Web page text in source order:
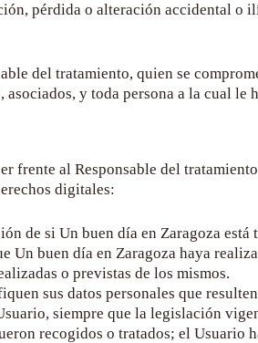
pérdida o alteración accidental o
del tratamiento, quien se
y toda persona a la cual le
frente al Responsable del
digitales:
de si Un buen día en Zaragoza está
Un buen día en Zaragoza haya
o previstas de los mismos.
sus datos personales que
siempre que la legislación
recogidos o tratados; el